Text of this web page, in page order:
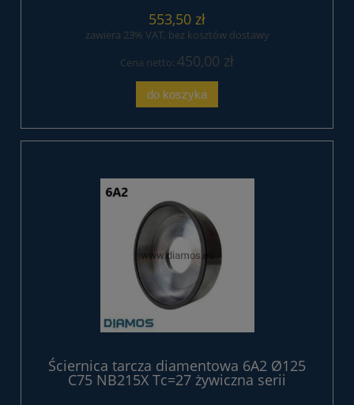
553,50 zł
zawiera 23% VAT, bez kosztów dostawy
Cena netto: 450,00 zł
do koszyka
Ściernica tarcza diamentowa 6A2 Ø125
C75 NB215X Tc=27 żywiczna serii
EXTREME